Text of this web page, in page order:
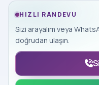
HIZLI RANDEVU
Sizi arayalım veya
doğrudan ulaşın.